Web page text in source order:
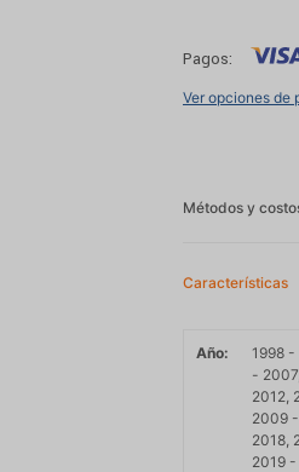
Pagos:
Ver opciones de
Métodos y
Características
Año
1998
-
2012,
2009
2018,
2019 -